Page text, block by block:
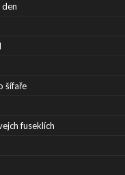
šífaře
fuseklích